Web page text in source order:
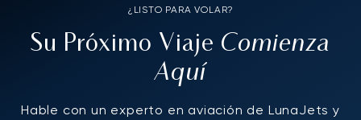
¿LISTO PARA VOLAR?
Su Próximo Viaje Comienza
Aquí
Hable con un experto en aviación de LunaJets y